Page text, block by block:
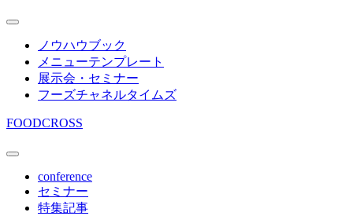
ノウハウブック
メニューテンプレート
展示会・セミナー
フーズチャネルタイムズ
FOODCROSS
conference
セミナー
特集記事